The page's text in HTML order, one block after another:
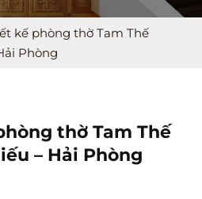
kế phòng thờ Tam Thế
Phòng
thờ Tam Thế
– Hải Phòng